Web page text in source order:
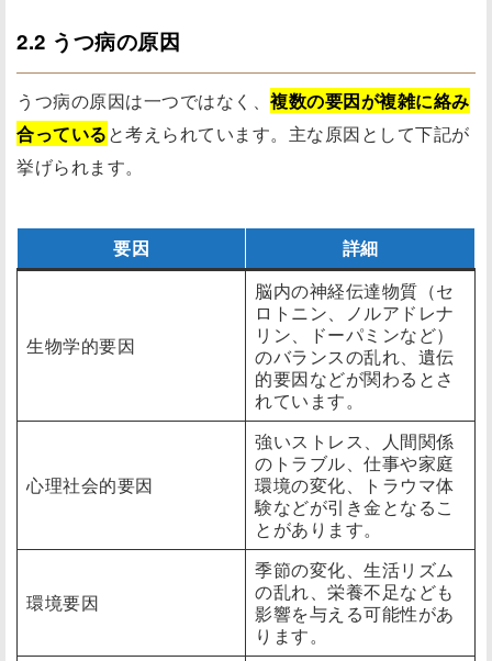
2.2 うつ病の原因
うつ病の原因は一つではなく、 複数の要因が複雑に絡み
合っていると考えられています。主な原因として下記が
挙げられます。
要因 詳細
生物学的要因
脳内の神経伝達物質（セ
ロトニン、ノルアドレナ
リン、ドーパミンなど）
のバランスの乱れ、遺伝
的要因などが関わるとさ
れています。
心理社会的要因
強いストレス、人間関係
のトラブル、仕事や家庭
環境の変化、トラウマ体
験などが引き金となるこ
とがあります。
環境要因
季節の変化、生活リズム
の乱れ、栄養不足なども
影響を与える可能性があ
ります。